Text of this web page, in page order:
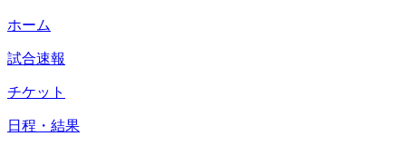
ホーム
試合速報
チケット
日程・結果